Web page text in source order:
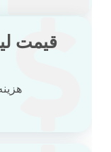
قیمت